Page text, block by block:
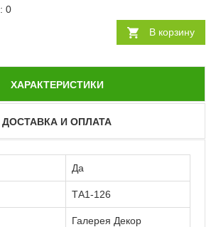
: 0
В корзину
ХАРАКТЕРИСТИКИ
ДОСТАВКА И ОПЛАТА
Да
ТА1-126
Галерея Декор